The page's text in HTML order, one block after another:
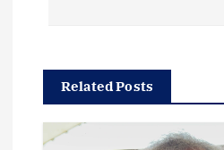
Related Posts